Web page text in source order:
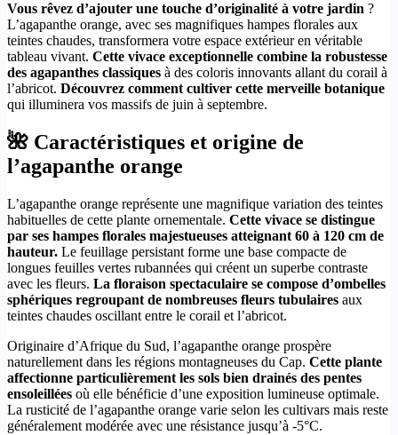
Vous rêvez d’ajouter une touche d’originalité à votre jardin ?
L’agapanthe orange, avec ses magnifiques hampes florales aux
teintes chaudes, transformera votre espace extérieur en véritable
tableau vivant. Cette vivace exceptionnelle combine la robustesse
des agapanthes classiques à des coloris innovants allant du corail à
l’abricot. Découvrez comment cultiver cette merveille botanique
qui illuminera vos massifs de juin à septembre.
🌺 Caractéristiques et origine de
l’agapanthe orange
L’agapanthe orange représente une magnifique variation des teintes
habituelles de cette plante ornementale. Cette vivace se distingue
par ses hampes florales majestueuses atteignant 60 à 120 cm de
hauteur. Le feuillage persistant forme une base compacte de
longues feuilles vertes rubannées qui créent un superbe contraste
avec les fleurs. La floraison spectaculaire se compose d’ombelles
sphériques regroupant de nombreuses fleurs tubulaires aux
teintes chaudes oscillant entre le corail et l’abricot.
Originaire d’Afrique du Sud, l’agapanthe orange prospère
naturellement dans les régions montagneuses du Cap. Cette plante
affectionne particulièrement les sols bien drainés des pentes
ensoleillées où elle bénéficie d’une exposition lumineuse optimale.
La rusticité de l’agapanthe orange varie selon les cultivars mais reste
généralement modérée avec une résistance jusqu’à -5°C.